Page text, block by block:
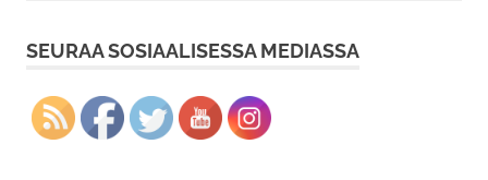
SEURAA SOSIAALISESSA MEDIASSA